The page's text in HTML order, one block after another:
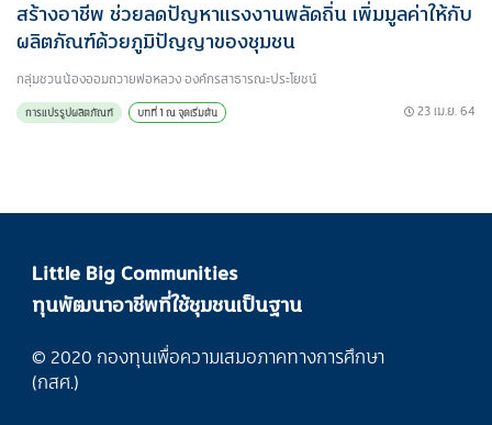
สร้างอาชีพ ช่วยลดปัญหาแรงงานพลัดถิ่น เพิ่มมูลค่าให้กับ
ผลิตภัณฑ์ด้วยภูมิปัญญาของชุมชน
กลุ่มชวนน้องออมถวายพ่อหลวง องค์กรสาธารณะประโยชน์
การแปรรูปผลิตภัณฑ์ บทที่ 1 ณ จุดเริ่มต้น 23 เม.ย. 64
Little Big Communities
ทุนพัฒนาอาชีพที่ใช้ชุมชนเป็นฐาน
© 2020 กองทุนเพื่อความเสมอภาคทางการศึกษา
(กสศ.)